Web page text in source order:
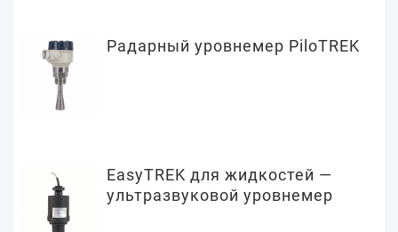
Радарный уровнемер PiloTREK
EasyTREK для жидкостей —
ультразвуковой уровнемер